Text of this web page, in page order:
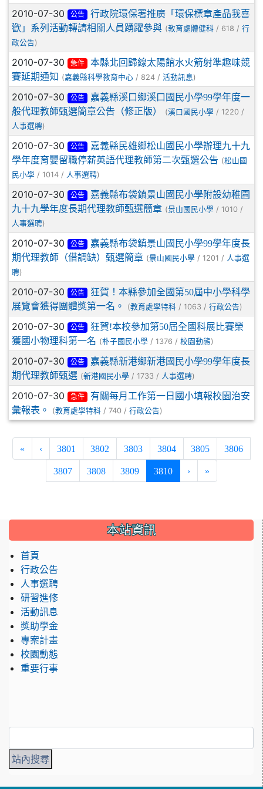
2010-07-30 公告
行政院環保署推廣「環保標章產品我喜
歡」系列活動轉請相關人員踴躍參與 (教育處體健科 / 618 / 行
政公告)
2010-07-30 急件
本縣北回歸線太陽館水火箭射準趣味競
賽延期通知 (嘉義縣科學教育中心 / 824 / 活動訊息 )
2010-07-30 公告
嘉義縣溪口鄉溪口國民小學99學年度一
般代理教師甄選簡章公告（修正版）
(溪口國民小學 / 1220 /
人事選聘)
2010-07-30 公告
嘉義縣民雄鄉松山國民小學辦理九十九
學年度育嬰留職停薪英語代理教師第二次甄選公告 (松山國
民小學 / 1014 / 人事選聘)
2010-07-30 公告
嘉義縣布袋鎮景山國民小學附設幼稚園
九十九學年度長期代理教師甄選簡章 (景山國民小學 / 1010 /
人事選聘)
2010-07-30 公告
嘉義縣布袋鎮景山國民小學99學年度長
期代理教師（借調缺）甄選簡章 (景山國民小學 / 1201 / 人事選
聘)
2010-07-30 公告
狂賀！本縣參加全國第50屆中小學科學
展覽會獲得團體獎第一名。
(教育處學特科 / 1063 / 行政公告)
2010-07-30 公告
狂賀!本校參加第50屆全國科展比賽榮
獲國小物理科第一名 (朴子國民小學 / 1376 / 校園動態)
2010-07-30 公告
嘉義縣新港鄉新港國民小學99學年度長
期代理教師甄選 (新港國民小學 / 1733 / 人事選聘)
2010-07-30 急件
有關每月工作第一日國小填報校園治安
彙報表。
(教育處學特科 / 740 / 行政公告)
« ‹ 3801 3802 3803 3804 3805 3806
3807 3808 3809 3810(current)
› »
::: 本站資訊
首頁
行政公告
人事選聘
研習進修
活動訊息
獎助學金
專案計畫
校園動態
重要行事